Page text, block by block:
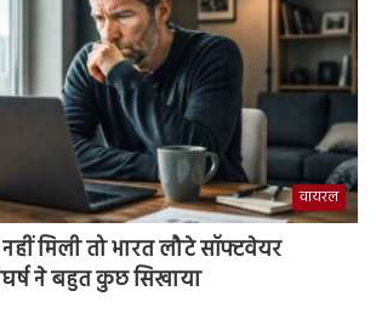
वायरल
मिली तो भारत लौटे सॉफ्टवेयर
ने बहुत कुछ सिखाया